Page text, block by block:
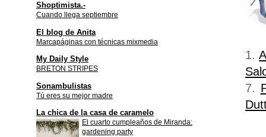
1.
7.
Shoptimista.-
Cuando llega septiembre
El blog de Anita
Marcapáginas con técnicas mixmedia
My Daily Style
BRETON STRIPES
Sonambulistas
Tú eres su mejor madre
La chica de la casa de caramelo
El cuarto cumpleaños de Miranda:
gardening party